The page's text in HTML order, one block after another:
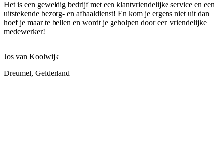
Het is een geweldig bedrijf met een klantvriendelijke service en een
uitstekende bezorg- en afhaaldienst! En kom je ergens niet uit dan
hoef je maar te bellen en wordt je geholpen door een vriendelijke
medewerker!
Jos van Koolwijk
Dreumel, Gelderland